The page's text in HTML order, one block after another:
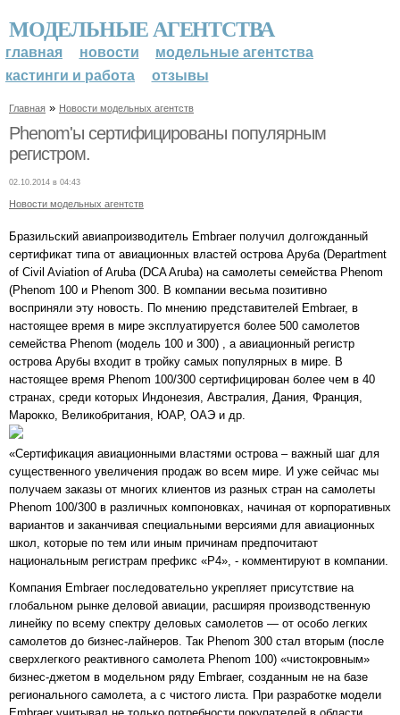
МОДЕЛЬНЫЕ АГЕНТСТВА
главная новости
модельные агентства
кастинги и работа
отзывы
Главная » Новости модельных агентств
Phenom'ы сертифицированы популярным
регистром.
02.10.2014 в 04:43
Новости модельных агентств
Бразильский авиапроизводитель Embraer получил долгожданный
сертификат типа от авиационных властей острова Аруба (Department
of Civil Aviation of Aruba (DCA Aruba) на самолеты семейства Phenom
(Phenom 100 и Phenom 300. В компании весьма позитивно
восприняли эту новость. По мнению представителей Embraer, в
настоящее время в мире эксплуатируется более 500 самолетов
семейства Phenom (модель 100 и 300) , а авиационный регистр
острова Арубы входит в тройку самых популярных в мире. В
настоящее время Phenom 100/300 сертифицирован более чем в 40
странах, среди которых Индонезия, Австралия, Дания, Франция,
Марокко, Великобритания, ЮАР, ОАЭ и др.
«Сертификация авиационными властями острова – важный шаг для
существенного увеличения продаж во всем мире. И уже сейчас мы
получаем заказы от многих клиентов из разных стран на самолеты
Phenom 100/300 в различных компоновках, начиная от корпоративных
вариантов и заканчивая специальными версиями для авиационных
школ, которые по тем или иным причинам предпочитают
национальным регистрам префикс «Р4», - комментируют в компании.
Компания Embraer последовательно укрепляет присутствие на
глобальном рынке деловой авиации, расширяя производственную
линейку по всему спектру деловых самолетов — от особо легких
самолетов до бизнес-лайнеров. Так Phenom 300 стал вторым (после
сверхлегкого реактивного самолета Phenom 100) «чистокровным»
бизнес-джетом в модельном ряду Embraer, созданным не на базе
регионального самолета, а с чистого листа. При разработке модели
Embraer учитывал не только потребности покупателей в области